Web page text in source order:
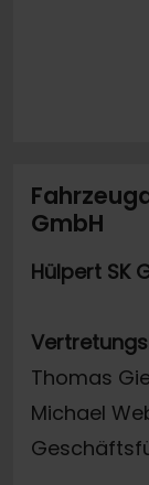
GmbH
Hülpert SK
Thomas
Michael